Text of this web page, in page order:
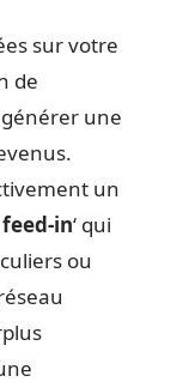
sur votre
de
une
un
in‘ qui
ou